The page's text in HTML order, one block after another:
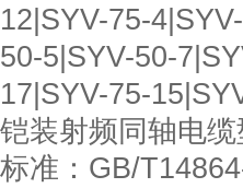
12|SYV-75-
50-5|SYV-50-
17|SYV-75-
铠装射频同轴电
标准：GB/